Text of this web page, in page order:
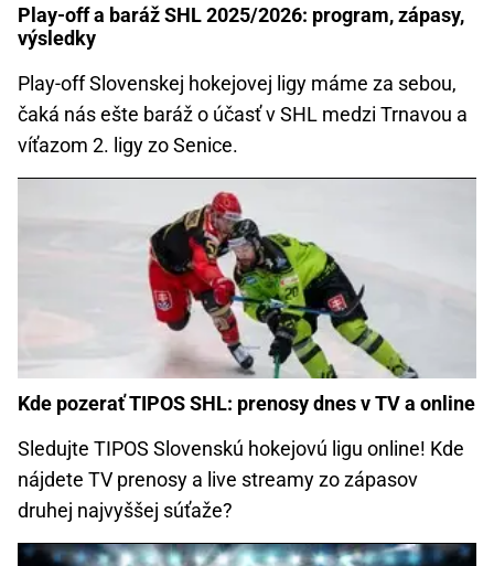
Play-off a baráž SHL 2025/2026: program, zápasy,
výsledky
Play-off Slovenskej hokejovej ligy máme za sebou,
čaká nás ešte baráž o účasť v SHL medzi Trnavou a
víťazom 2. ligy zo Senice.
Kde pozerať TIPOS SHL: prenosy dnes v TV a online
Sledujte TIPOS Slovenskú hokejovú ligu online! Kde
nájdete TV prenosy a live streamy zo zápasov
druhej najvyššej súťaže?